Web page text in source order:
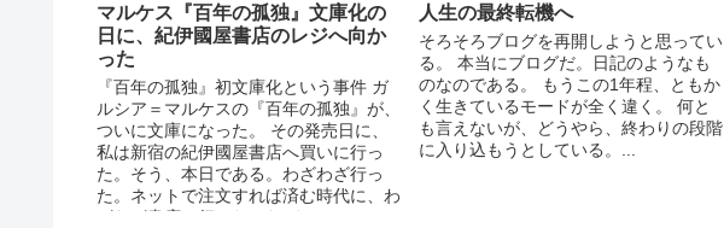
マルケス『百年の孤独』文庫化の
日に、紀伊國屋書店のレジへ向か
った
『百年の孤独』初文庫化という事件 ガ
ルシア＝マルケスの『百年の孤独』が、
ついに文庫になった。 その発売日に、
私は新宿の紀伊國屋書店へ買いに行っ
た。そう、本日である。わざわざ行っ
た。ネットで注文すれば済む時代に、わ
ざわざ書店へ行った。なぜ...
人生の最終転機へ
そろそろブログを再開しようと思ってい
る。 本当にブログだ。日記のようなも
のなのである。 もうこの1年程、ともか
く生きているモードが全く違く。 何と
も言えないが、どうやら、終わりの段階
に入り込もうとしている。...